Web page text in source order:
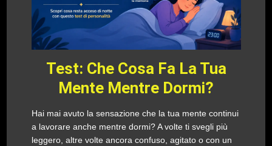
Test: Che Cosa Fa La Tua
Mente Mentre Dormi?
Hai mai avuto la sensazione che la tua mente continui
a lavorare anche mentre dormi? A volte ti svegli più
leggero, altre volte ancora confuso, agitato o con un